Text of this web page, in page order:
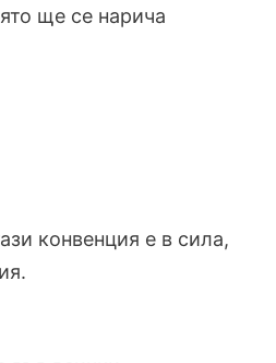
ще се нарича
конвенция е в сила,